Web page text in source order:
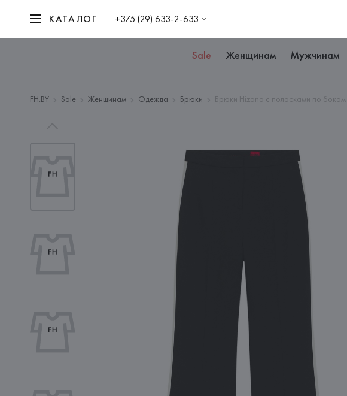
КАТАЛОГ +375 (29) 633-2-633
Sale Женщинам Мужчинам
FH.BY Sale Женщинам Одежда Брюки Брюки Hizana с полосками по бокам